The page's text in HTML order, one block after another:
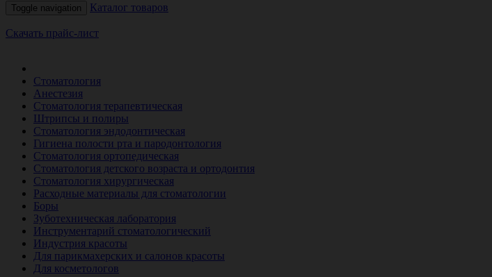
Toggle navigation Каталог товаров
Скачать прайс-лист
Стоматология
Анестезия
Стоматология терапевтическая
Штрипсы и полиры
Стоматология эндодонтическая
Гигиена полости рта и пародонтология
Стоматология ортопедическая
Стоматология детского возраста и ортодонтия
Стоматология хирургическая
Расходные материалы для стоматологии
Боры
Зуботехническая лаборатория
Инструментарий стоматологический
Индустрия красоты
Для парикмахерских и салонов красоты
Для косметологов